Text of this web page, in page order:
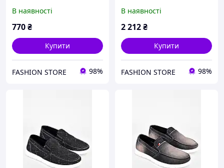
В наявності
770₴
Купити
FASHION STORE 98%
В наявності
2 212₴
Купити
FASHION STORE 98%